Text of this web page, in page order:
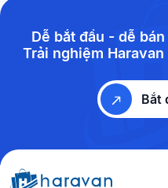
Dễ bắt đầu - dễ
Trải nghiệm
Bắt